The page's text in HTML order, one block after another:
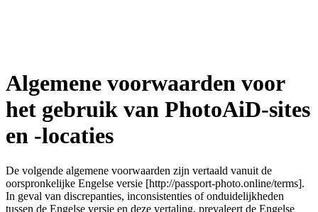
Algemene voorwaarden voor
het gebruik van PhotoAiD-sites
en -locaties
De volgende algemene voorwaarden zijn vertaald vanuit de
oorspronkelijke Engelse versie [http://passport-photo.online/terms].
In geval van discrepanties, inconsistenties of onduidelijkheden
tussen de Engelse versie en deze vertaling, prevaleert de Engelse